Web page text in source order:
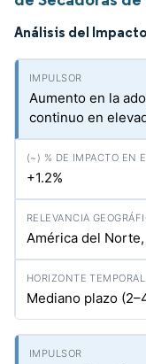
Análisis del
Aumento en la
continuo en
+1.2%
América del
Mediano plazo